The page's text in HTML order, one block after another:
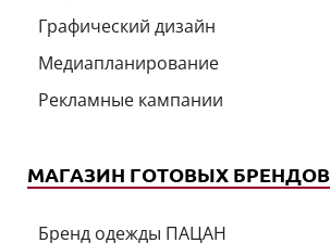
Графический дизайн
Медиапланирование
Рекламные кампании
МАГАЗИН ГОТОВЫХ БРЕНДОВ
Бренд одежды ПАЦАН